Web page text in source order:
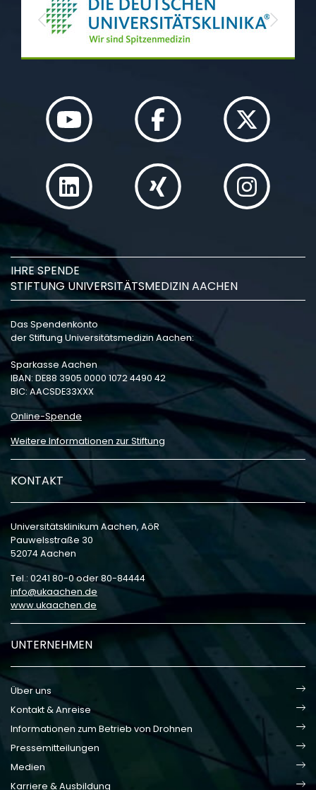
Previous Next
IHRE SPENDE
STIFTUNG UNIVERSITÄTSMEDIZIN AACHEN
Das Spendenkonto
der Stiftung Universitätsmedizin Aachen:
Sparkasse Aachen
IBAN: DE88 3905 0000 1072 4490 42
BIC: AACSDE33XXX
Online-Spende
Weitere Informationen zur Stiftung
KONTAKT
Universitätsklinikum Aachen, AöR
Pauwelsstraße 30
52074 Aachen
Tel.: 0241 80-0 oder 80-84444
info
ukaachen de
www.ukaachen.de
UNTERNEHMEN
Über uns
Kontakt & Anreise
Informationen zum Betrieb von Drohnen
Pressemitteilungen
Medien
Karriere & Ausbildung